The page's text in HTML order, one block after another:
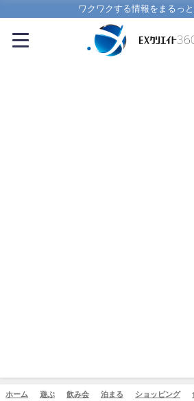
ワクワクする情報をまるっと
ホーム 遊ぶ 飲み会 泊まる ショッピング